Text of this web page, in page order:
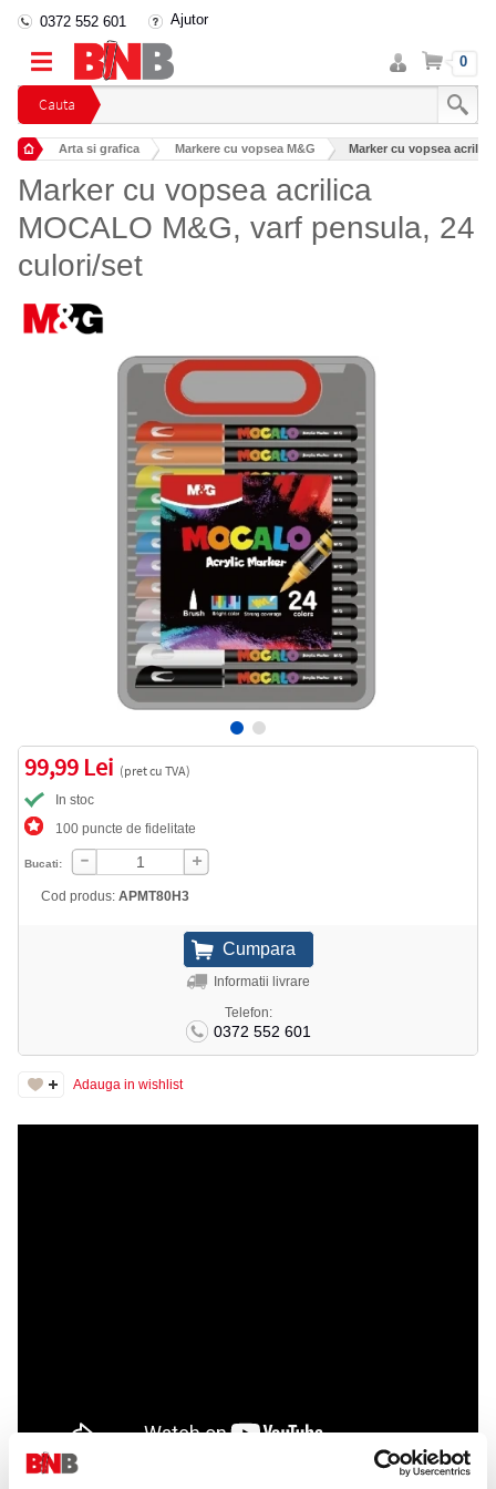
Cauta
0372 552 601 Ajutor
Intra
in
cont
Cos 0
Arta si grafica Markere cu vopsea M&G Marker cu vopsea
Marker cu vopsea acrilica
MOCALO M&G, varf pensula, 24
culori/set
99,99 Lei (pret cu TVA)
In stoc
100 puncte de fidelitate
Bucati:
Cod produs: APMT80H3
Informatii livrare
Telefon:
0372 552 601
Adauga in wishlist